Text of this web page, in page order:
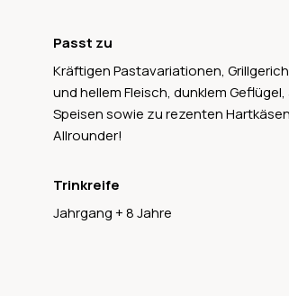
Passt zu
Kräftigen Pastavariationen,
und hellem Fleisch, dunklem
Speisen sowie zu rezenten
Allrounder!
Trinkreife
Jahrgang + 8 Jahre